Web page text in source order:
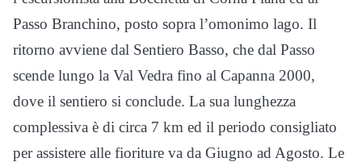
Passo Branchino, posto sopra l’omonimo lago. Il
ritorno avviene dal Sentiero Basso, che dal Passo
scende lungo la Val Vedra fino al Capanna 2000,
dove il sentiero si conclude. La sua lunghezza
complessiva è di circa 7 km ed il periodo consigliato
per assistere alle fioriture va da Giugno ad Agosto. Le